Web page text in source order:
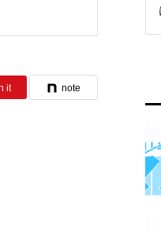
it note